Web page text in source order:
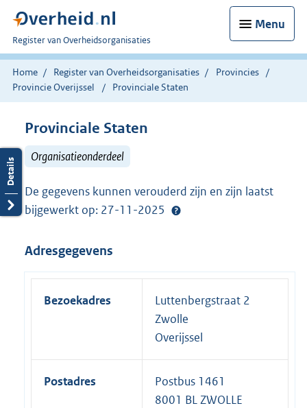
Menu
U
bent
nu
hier:
Register van Overheidsorganisaties
Home Register van Overheidsorganisaties
Provincies
Provincie Overijssel
Provinciale Staten
Provinciale Staten
Organisatieonderdeel
De gegevens kunnen verouderd zijn en zijn laatst
bijgewerkt op: 27-11-2025
Adresgegevens
Bezoekadres
Luttenbergstraat 2
Zwolle
Overijssel
Postadres
Postbus 1461
8001 BL ZWOLLE